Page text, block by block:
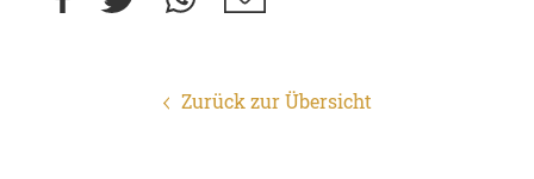
Zurück zur Übersicht